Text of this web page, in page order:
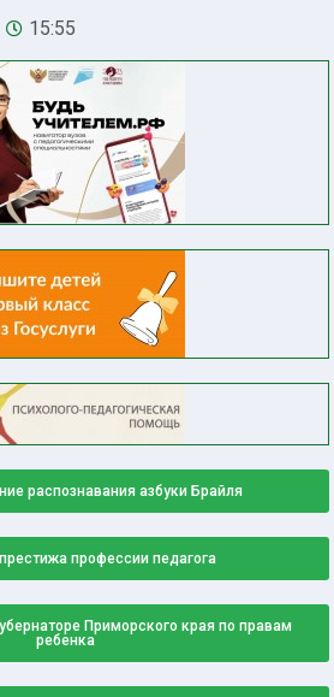
15:55
распознавания азбуки Брайля
профессии педагога
Приморского края по правам
ребенка